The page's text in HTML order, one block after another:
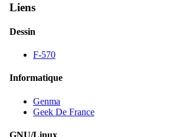
Liens
Dessin
F-570
Informatique
Genma
Geek De France
GNU/Linux